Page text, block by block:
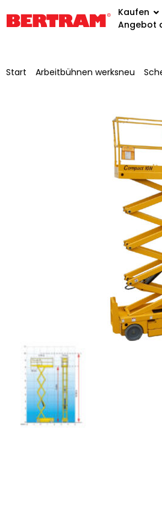
Kaufen
Angebot
Start Arbeitbühnen werksneu